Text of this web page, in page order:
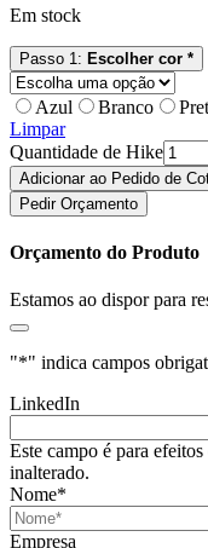
Em stock
Passo 1: Escolher cor *
Azul Branco
Limpar
Quantidade de Hike
Adicionar ao Pedido de
Pedir Orçamento
Orçamento do Produto
Estamos ao dispor para
"*" indica campos
LinkedIn
Este campo é para
inalterado.
Nome*
Empresa